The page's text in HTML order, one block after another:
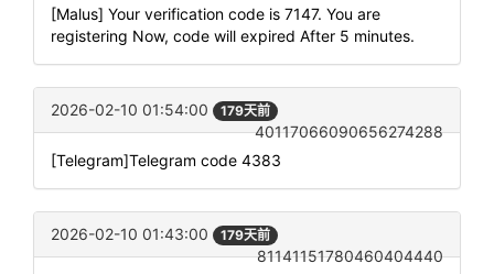
[Malus] Your verification code is 7147. You are
registering Now, code will expired After 5 minutes.
2026-02-10 01:54:00 179天前
40117066090656274288
[Telegram]Telegram code 4383
2026-02-10 01:43:00 179天前
81141151780460404440